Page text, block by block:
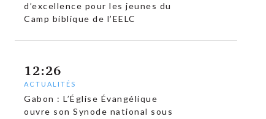
d’excellence pour les jeunes du
Camp biblique de l’EELC
12:26
ACTUALITÉS
Gabon : L’Église Évangélique
ouvre son Synode national sous